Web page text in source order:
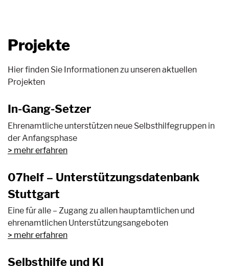
Projekte
Hier finden Sie Informationen zu unseren aktuellen
Projekten
In-Gang-Setzer
Ehrenamtliche unterstützen neue Selbsthilfegruppen in
der Anfangsphase
mehr erfahren
07helf – Unterstützungsdatenbank
Stuttgart
Eine für alle – Zugang zu allen hauptamtlichen und
ehrenamtlichen Unterstützungsangeboten
> mehr erfahren
Selbsthilfe und KI